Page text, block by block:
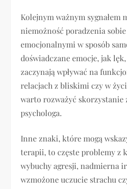
Kolejnym ważnym sygnałem
niemożność poradzenia
emocjonalnymi w sposób
doświadczane emocje, jak
zaczynają wpływać na
relacjach z bliskimi czy w
warto rozważyć skorzystanie
psychologa.
Inne znaki, które mogą
terapii, to częste problemy z
wybuchy agresji, nadmierna
wzmożone uczucie strachu